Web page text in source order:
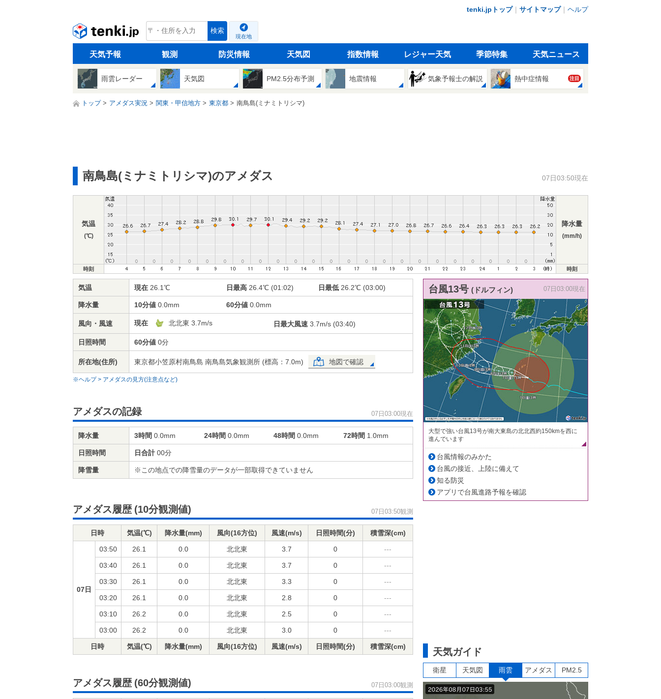
tenki.jpトップ｜ サイトマップ｜ ヘルプ
tenki.jp 検索
現在地
天気予報 観測 防災情報 天気図 指数情報 レジャー天気 季節特集 天気ニュース
雨雲レーダー 天気図 PM2.5分布予測 地震情報 気象予報士の解説 熱中症情報 注目
トップ アメダス実況 関東・甲信地方 東京都 南鳥島(ミナミトリシマ)
南鳥島(ミナミトリシマ)のアメダス 07日03:50現在
気温
(℃)
降水量
(mm/h)
時刻 時刻
気温 現在 26.1℃ 日最高26.4℃ (01:02) 日最低26.2℃ (03:00)
降水量 10分値 0.0mm 60分値0.0mm
風向・風速 現在 北北東 3.7m/s 日最大風速 3.7m/s (03:40)
日照時間 60分値 0分
所在地(住所) 東京都小笠原村南鳥島 南鳥島気象観測所 (標高：7.0m) 地図で確認
※ヘルプ > アメダスの見方(注意点など)
アメダスの記録 07日03:00現在
降水量 3時間 0.0mm 24時間 0.0mm 48時間 0.0mm 72時間 1.0mm
日照時間 日合計 00分
降雪量 ※この地点での降雪量のデータが一部取得できていません
アメダス履歴 (10分観測値) 07日03:50観測
日時 気温(℃) 降水量(mm) 風向(16方位) 風速(m/s) 日照時間(分) 積雪深(cm)
07日
03:50 26.1 0.0 北北東 3.7 0 ---
03:40 26.1 0.0 北北東 3.7 0 ---
03:30 26.1 0.0 北北東 3.3 0 ---
03:20 26.1 0.0 北北東 2.8 0 ---
03:10 26.2 0.0 北北東 2.5 0 ---
03:00 26.2 0.0 北北東 3.0 0 ---
日時 気温(℃) 降水量(mm) 風向(16方位) 風速(m/s) 日照時間(分) 積雪深(cm)
アメダス履歴 (60分観測値) 07日03:00観測
台風13号 (ドルフィン) 07日03:00現在
大型で強い台風13号が南大東島の北北西約150kmを西に
進んでいます
台風情報のみかた
台風の接近、上陸に備えて
知る防災
アプリで台風進路予報を確認
天気ガイド
衛星 天気図 雨雲 アメダス PM2.5